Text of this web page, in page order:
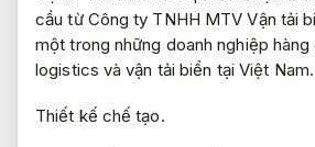
cầu từ Công ty TNHH MTV Vận tải
một trong những doanh nghiệp
logistics và vận tải biển tại Việt Nam.
Thiết kế chế tạo.